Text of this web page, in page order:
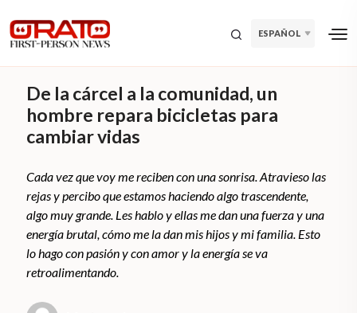
ESPAÑOL
De la cárcel a la comunidad, un
hombre repara bicicletas para
cambiar vidas
Cada vez que voy me reciben con una sonrisa. Atravieso las
rejas y percibo que estamos haciendo algo trascendente,
algo muy grande. Les hablo y ellas me dan una fuerza y una
energía brutal, cómo me la dan mis hijos y mi familia. Esto
lo hago con pasión y con amor y la energía se va
retroalimentando.